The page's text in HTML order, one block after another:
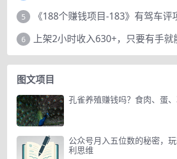
5
6
图文项目
孔雀养殖赚钱吗？食肉、蛋
公众号月入五位数的秘密，
利思维